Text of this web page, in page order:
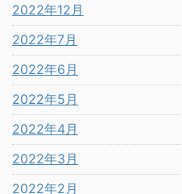
2022年12月
2022年7月
2022年6月
2022年5月
2022年4月
2022年3月
2022年2月